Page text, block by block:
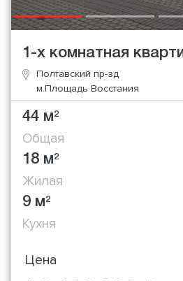
1-х комнатная
Полтавский пр-зд
м.Площадь Восстания
44 м2
Общая
18 м2
Жилая
9 м2
Кухня
Цена